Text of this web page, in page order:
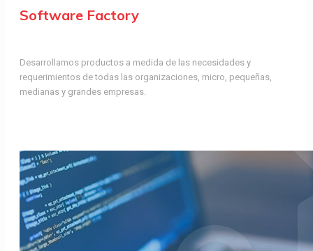
Software Factory
Desarrollamos productos a medida de las necesidades y
requerimientos de todas las organizaciones, micro, pequeñas,
medianas y grandes empresas.